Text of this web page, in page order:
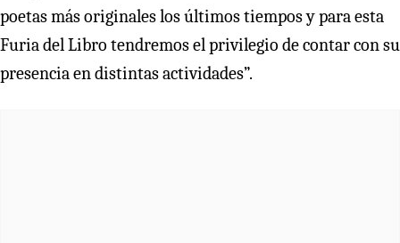
poetas más originales los últimos tiempos y para esta
Furia del Libro tendremos el privilegio de contar con su
presencia en distintas actividades”.